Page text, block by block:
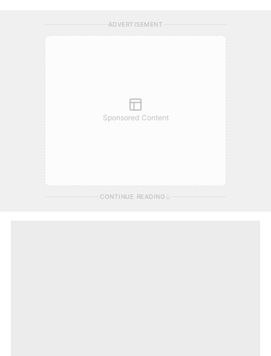
ADVERTISEMENT
Sponsored Content
CONTINUE READING